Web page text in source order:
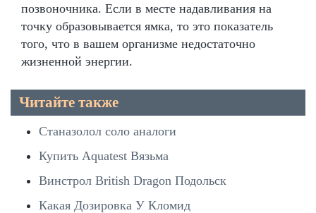
позвоночника. Если в месте надавливания на
точку образовывается ямка, то это показатель
того, что в вашем организме недостаточно
жизненной энергии.
Читайте также
Станазолол соло аналоги
Купить Aquatest Вязьма
Винстрол British Dragon Подольск
Какая Дозировка У Кломид